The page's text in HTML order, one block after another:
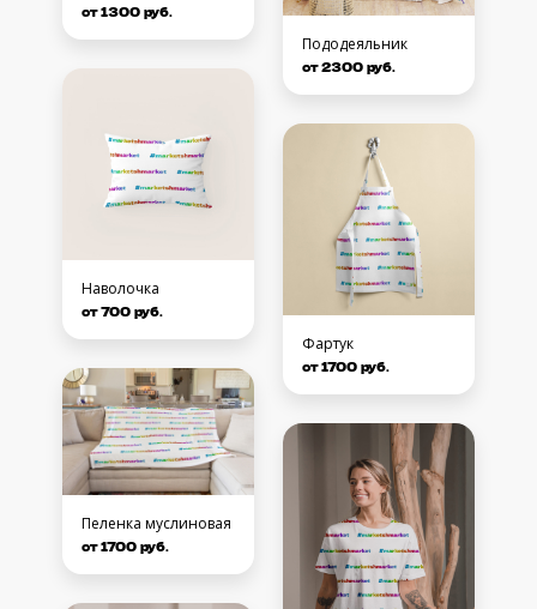
от 1300 руб.
Наволочка
от 700 руб.
Пеленка муслиновая
от 1700 руб.
Пододеяльник
от 2300 руб.
Фартук
от 1700 руб.